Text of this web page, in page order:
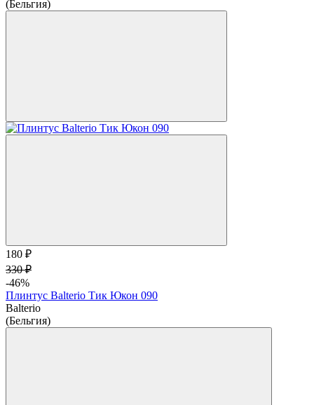
(Бельгия)
180 ₽
330 ₽
-46%
Плинтус Balterio Тик Юкон 090
Balterio
(Бельгия)